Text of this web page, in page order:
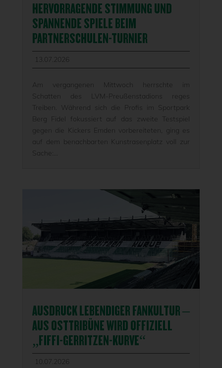
HERVORRAGENDE STIMMUNG UND
SPANNENDE SPIELE BEIM
PARTNERSCHULEN-TURNIER
13.07.2026
Am vergangenen Mittwoch herrschte im
Schatten des LVM-Preußenstadions reges
Treiben. Während sich die Profis im Sportpark
Berg Fidel fokussiert auf das zweite Testspiel
gegen die Kickers Emden vorbereiteten, ging es
auf dem benachbarten Kunstrasenplatz voll zur
Sache:...
AUSDRUCK LEBENDIGER FANKULTUR –
AUS OSTTRIBÜNE WIRD OFFIZIELL
„FIFFI-GERRITZEN-KURVE“
10.07.2026